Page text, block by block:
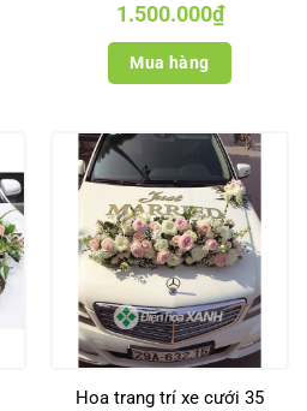
1.500.000₫
Mua hàng
Hoa trang trí xe cưới 35